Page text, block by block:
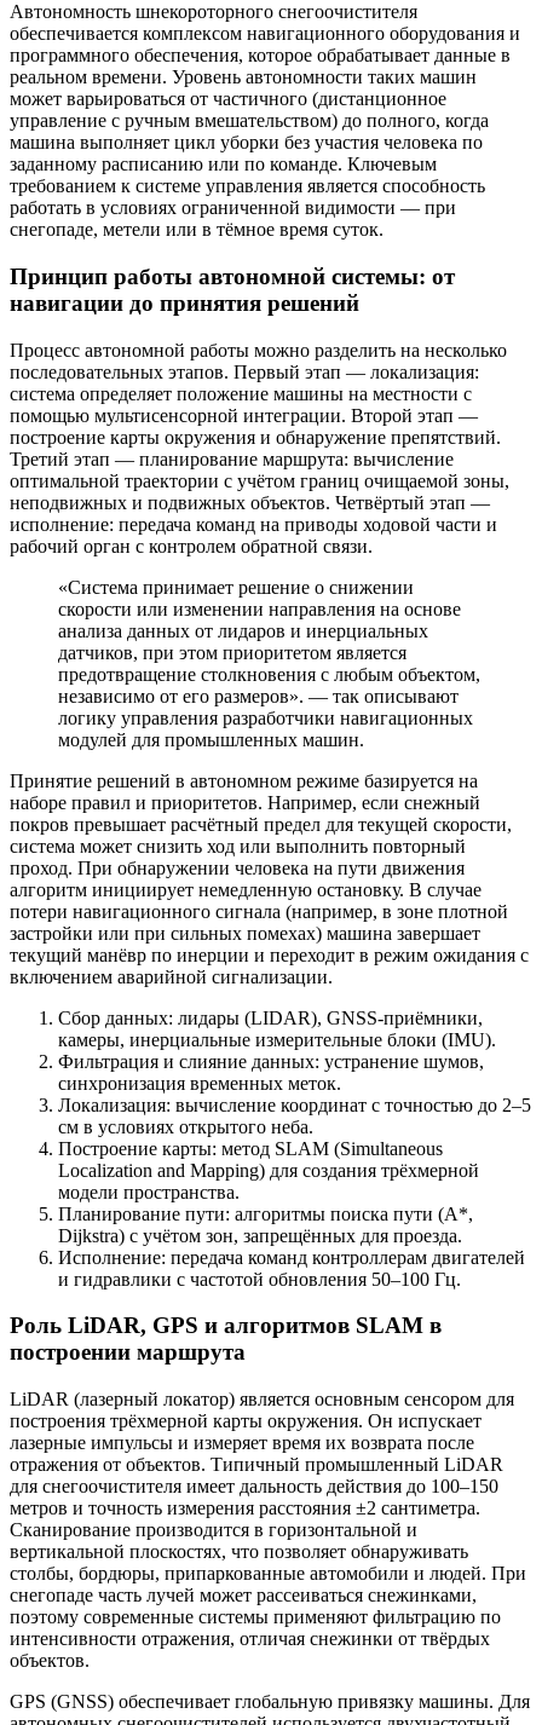
Автономность шнекороторного снегоочистителя
обеспечивается комплексом навигационного оборудования и
программного обеспечения, которое обрабатывает данные в
реальном времени. Уровень автономности таких машин
может варьироваться от частичного (дистанционное
управление с ручным вмешательством) до полного, когда
машина выполняет цикл уборки без участия человека по
заданному расписанию или по команде. Ключевым
требованием к системе управления является способность
работать в условиях ограниченной видимости — при
снегопаде, метели или в тёмное время суток.
Принцип работы автономной системы: от
навигации до принятия решений
Процесс автономной работы можно разделить на несколько
последовательных этапов. Первый этап — локализация:
система определяет положение машины на местности с
помощью мультисенсорной интеграции. Второй этап —
построение карты окружения и обнаружение препятствий.
Третий этап — планирование маршрута: вычисление
оптимальной траектории с учётом границ очищаемой зоны,
неподвижных и подвижных объектов. Четвёртый этап —
исполнение: передача команд на приводы ходовой части и
рабочий орган с контролем обратной связи.
«Система принимает решение о снижении
скорости или изменении направления на основе
анализа данных от лидаров и инерциальных
датчиков, при этом приоритетом является
предотвращение столкновения с любым объектом,
независимо от его размеров». — так описывают
логику управления разработчики навигационных
модулей для промышленных машин.
Принятие решений в автономном режиме базируется на
наборе правил и приоритетов. Например, если снежный
покров превышает расчётный предел для текущей скорости,
система может снизить ход или выполнить повторный
проход. При обнаружении человека на пути движения
алгоритм инициирует немедленную остановку. В случае
потери навигационного сигнала (например, в зоне плотной
застройки или при сильных помехах) машина завершает
текущий манёвр по инерции и переходит в режим ожидания с
включением аварийной сигнализации.
Сбор данных: лидары (LIDAR), GNSS-приёмники,
камеры, инерциальные измерительные блоки (IMU).
Фильтрация и слияние данных: устранение шумов,
синхронизация временных меток.
Локализация: вычисление координат с точностью до 2–5
см в условиях открытого неба.
Построение карты: метод SLAM (Simultaneous
Localization and Mapping) для создания трёхмерной
модели пространства.
Планирование пути: алгоритмы поиска пути (A*,
Dijkstra) с учётом зон, запрещённых для проезда.
Исполнение: передача команд контроллерам двигателей
и гидравлики с частотой обновления 50–100 Гц.
Роль LiDAR, GPS и алгоритмов SLAM в
построении маршрута
LiDAR (лазерный локатор) является основным сенсором для
построения трёхмерной карты окружения. Он испускает
лазерные импульсы и измеряет время их возврата после
отражения от объектов. Типичный промышленный LiDAR
для снегоочистителя имеет дальность действия до 100–150
метров и точность измерения расстояния ±2 сантиметра.
Сканирование производится в горизонтальной и
вертикальной плоскостях, что позволяет обнаруживать
столбы, бордюры, припаркованные автомобили и людей. При
снегопаде часть лучей может рассеиваться снежинками,
поэтому современные системы применяют фильтрацию по
интенсивности отражения, отличая снежинки от твёрдых
объектов.
GPS (GNSS) обеспечивает глобальную привязку машины. Для